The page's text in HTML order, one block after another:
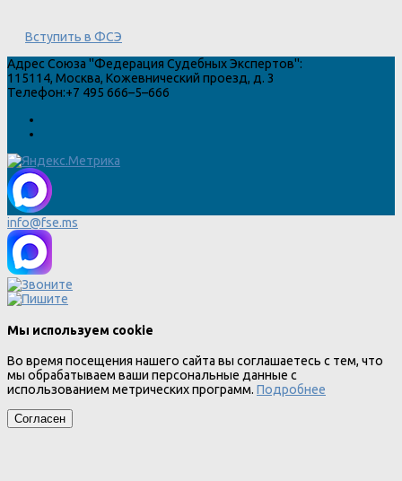
Вступить в ФСЭ
Адрес Союза "Федерация Судебных Экспертов":
115114, Москва, Кожевнический проезд, д. 3
Телефон:+7 495 666–5–666
info@fse.ms
Мы используем cookie
Во время посещения нашего сайта вы соглашаетесь с тем, что
мы обрабатываем ваши персональные данные с
использованием метрических программ. Подробнее
Согласен